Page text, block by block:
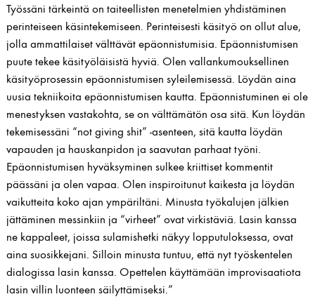
Työssäni tärkeintä on taiteellisten menetelmien yhdistäminen
perinteiseen käsintekemiseen. Perinteisesti käsityö on ollut alue,
jolla ammattilaiset välttävät epäonnistumisia. Epäonnistumisen
puute tekee käsityöläisistä hyviä. Olen vallankumouksellinen
käsityöprosessin epäonnistumisen syleilemisessä. Löydän aina
uusia tekniikoita epäonnistumisen kautta. Epäonnistuminen ei ole
menestyksen vastakohta, se on välttämätön osa sitä. Kun löydän
tekemisessäni “not giving shit” -asenteen, sitä kautta löydän
vapauden ja hauskanpidon ja saavutan parhaat työni.
Epäonnistumisen hyväksyminen sulkee kriittiset kommentit
päässäni ja olen vapaa. Olen inspiroitunut kaikesta ja löydän
vaikutteita koko ajan ympäriltäni. Minusta työkalujen jälkien
jättäminen messinkiin ja “virheet” ovat virkistäviä. Lasin kanssa
ne kappaleet, joissa sulamishetki näkyy lopputuloksessa, ovat
aina suosikkejani. Silloin minusta tuntuu, että nyt työskentelen
dialogissa lasin kanssa. Opettelen käyttämään improvisaatiota
lasin villin luonteen säilyttämiseksi.”